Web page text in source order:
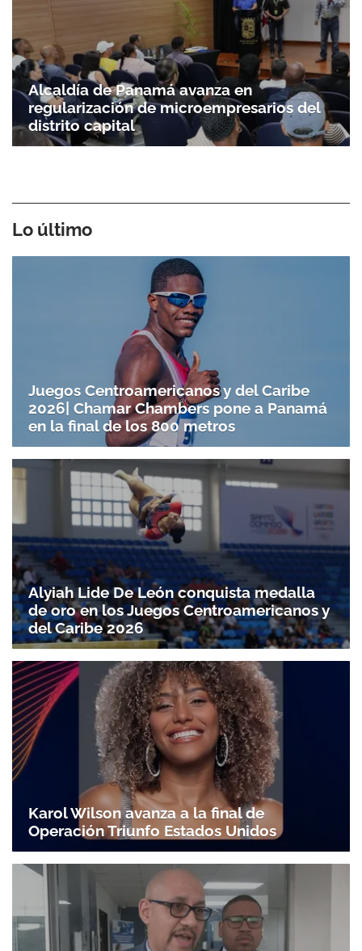
Alcaldía de Panamá avanza en
regularización de microempresarios del
distrito capital
Lo último
Juegos Centroamericanos y del Caribe
2026| Chamar Chambers pone a Panamá
en la final de los 800 metros
Alyiah Lide De León conquista medalla
de oro en los Juegos Centroamericanos y
del Caribe 2026
Karol Wilson avanza a la final de
Operación Triunfo Estados Unidos